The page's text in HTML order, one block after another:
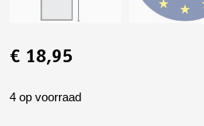
€ 18,95
4 op voorraad